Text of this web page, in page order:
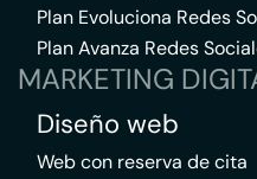
Plan Evoluciona Redes
Plan Avanza Redes
MARKETING
Diseño web
Web con reserva de cita